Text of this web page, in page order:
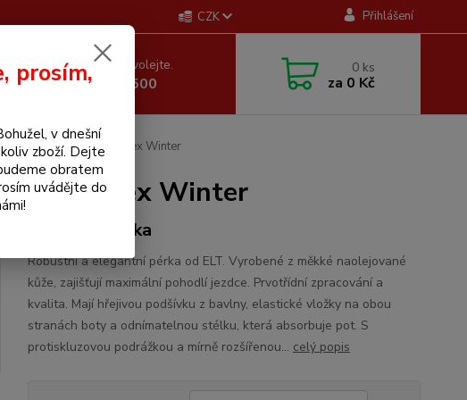
CZK Přihlášení
Nevíte si rady? Zavolejte.
+420 605 255 500
0 ks
za 0 Kč
Nantes Flex Winter
Nantes Flex Winter
Jezdecká perka
Robustní a elegantní pérka od ELT. Vyrobené z měkké naolejované
kůže, zajišťují maximální pohodlí jezdce. Prvotřídní zpracování a
kvalita. Mají hřejivou podšívku z bavlny, elastické vložky na obou
stranách boty a odnímatelnou stélku, která absorbuje pot. S
protiskluzovou podrážkou a mírně rozšířenou... celý popis
prosím,
v dnešní
zboží. Dejte
obratem
uvádějte do